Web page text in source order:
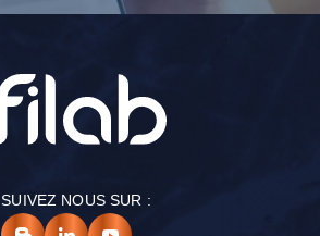
SUIVEZ NOUS SUR :